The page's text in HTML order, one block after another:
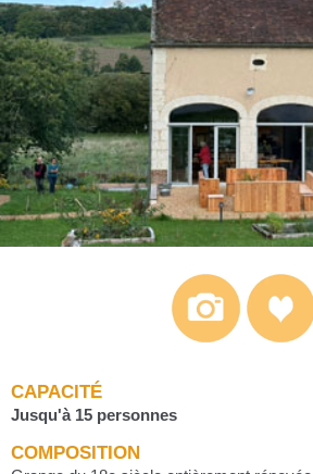
CAPACITÉ
Jusqu'à 15 personnes
COMPOSITION